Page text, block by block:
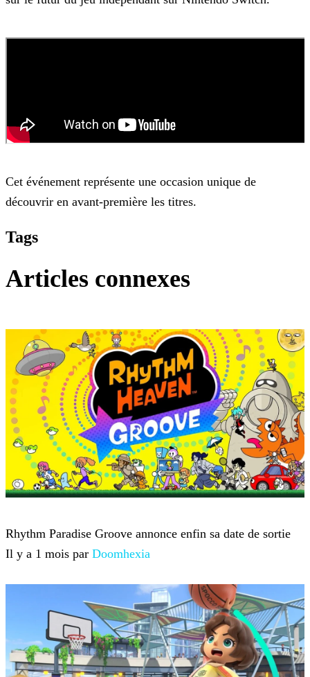
Cet événement représente une occasion unique de
découvrir en avant-première les titres.
Tags
Articles connexes
Rhythm Paradise Groove annonce enfin sa date de sortie
Il y a 1 mois par Doomhexia